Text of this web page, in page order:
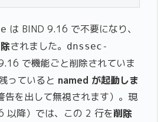
は BIND 9.16 で不要になり、
されました。 dnssec-
で機能ごと削除されていま
っていると named が起動しま
告を出して無視されます）。現
以降）では、この 2 行を削除